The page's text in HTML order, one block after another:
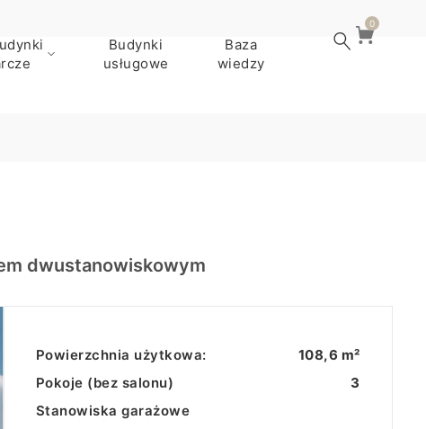
Budynki
usługowe
Baza
wiedzy
0
dwustanowiskowym
Powierzchnia użytkowa:
108,6 m²
Pokoje (bez salonu)
3
Stanowiska garażowe